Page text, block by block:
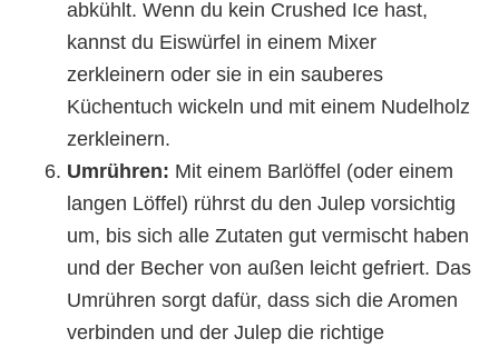
abkühlt. Wenn du kein Crushed Ice hast,
kannst du Eiswürfel in einem Mixer
zerkleinern oder sie in ein sauberes
Küchentuch wickeln und mit einem Nudelholz
zerkleinern.
Umrühren: Mit einem Barlöffel (oder einem
langen Löffel) rührst du den Julep vorsichtig
um, bis sich alle Zutaten gut vermischt haben
und der Becher von außen leicht gefriert. Das
Umrühren sorgt dafür, dass sich die Aromen
verbinden und der Julep die richtige